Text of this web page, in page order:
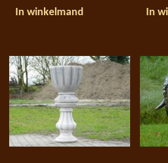
In winkelmand In